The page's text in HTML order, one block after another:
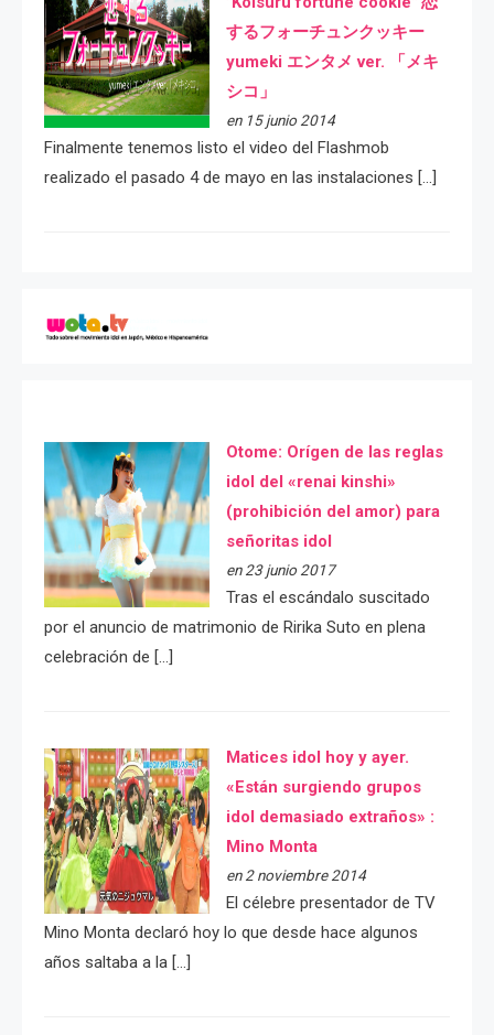
するフォーチュンクッキー
yumeki エンタメ ver. 「メキ
シコ」
en 15 junio 2014
Finalmente tenemos listo el video del Flashmob
realizado el pasado 4 de mayo en las instalaciones […]
Otome: Orígen de las reglas
idol del «renai kinshi»
(prohibición del amor) para
señoritas idol
en 23 junio 2017
Tras el escándalo suscitado
por el anuncio de matrimonio de Ririka Suto en plena
celebración de […]
Matices idol hoy y ayer.
«Están surgiendo grupos
idol demasiado extraños» :
Mino Monta
en 2 noviembre 2014
El célebre presentador de TV
Mino Monta declaró hoy lo que desde hace algunos
años saltaba a la […]